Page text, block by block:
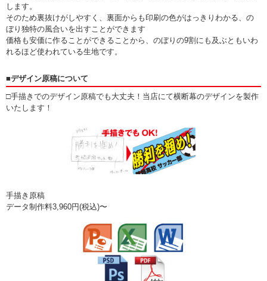
します。
そのため裏抜けがしやすく、裏面からも印刷の色がはっきりわかる、の
ぼり独特の風合いを出すことができます
価格も安価に作ることができることから、のぼりの9割にも及ぶともいわ
れるほど使われている生地です。
■デザイン原稿について
□手描きでのデザイン原稿でも大丈夫！当店にて横断幕のデザインを製作
いたします！
手描き原稿
データ制作料3,960円(税込)〜